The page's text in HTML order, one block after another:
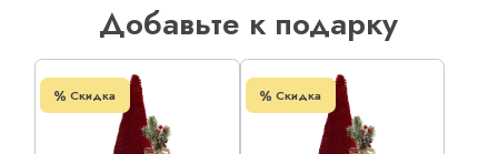
Добавьте к подарку
Скидка Скидка